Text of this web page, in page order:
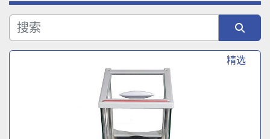
制造商
Sort by 精选